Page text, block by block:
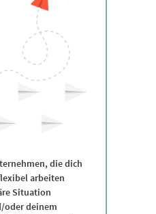
die dich
arbeiten
Situation
oder deinem